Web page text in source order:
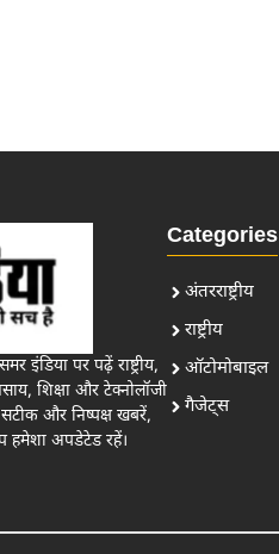
इंडिया पर पढ़ें राष्ट्रीय,
शिक्षा और टेक्नोलॉजी
और निष्पक्ष खबरें,
हमेशा अपडेटेड रहें।
Categories
अंतरराष्ट्रीय
राष्ट्रीय
ऑटोमोबाइल
गैजेट्स